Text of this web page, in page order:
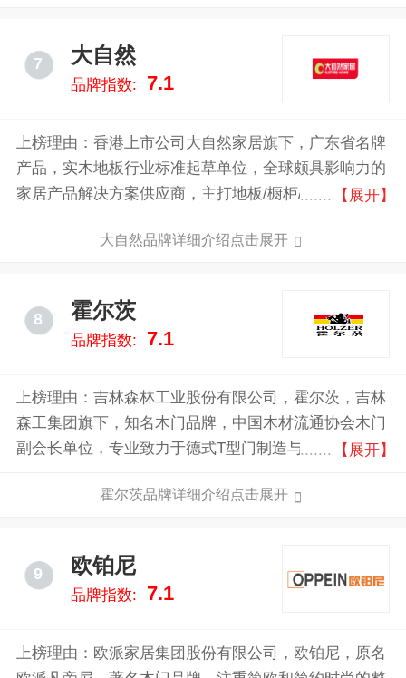
7 大自然
品牌指数: 7.1
上榜理由：香港上市公司大自然家居旗下，广东省名牌
产品，实木地板行业标准起草单位，全球颇具影响力的
家居产品解决方案供应商，主打地板/橱柜/衣柜/木门
地板行业标准起草单位，亚洲较大的木地板骨干企业，
【展开】
大自然品牌详细介绍点击展开
8 霍尔茨
品牌指数: 7.1
上榜理由：吉林森林工业股份有限公司，霍尔茨，吉林
森工集团旗下，知名木门品牌，中国木材流通协会木门
副会长单位，专业致力于德式T型门制造与销售的著名
风情木门领域的杰出代表。
【展开】
霍尔茨品牌详细介绍点击展开
9 欧铂尼
品牌指数: 7.1
上榜理由：欧派家居集团股份有限公司，欧铂尼，原名